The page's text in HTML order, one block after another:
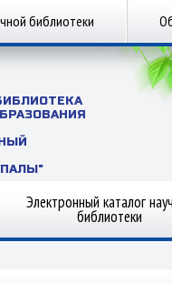
библиотеки
Электронный каталог
библиотеки